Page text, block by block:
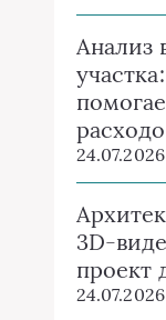
Анализ
24.07.2026
3D-
проект
24.07.2026